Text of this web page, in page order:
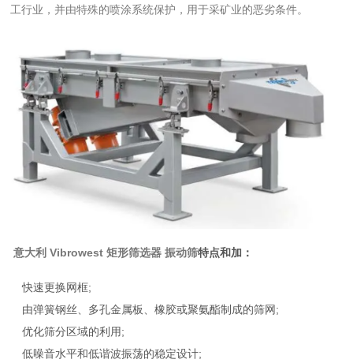
工行业，并由特殊的喷涂系统保护，用于采矿业的恶劣条件。
意大利 Vibrowest 矩形筛选器 振动筛特点和加：
快速更换网框;
由弹簧钢丝、多孔金属板、橡胶或聚氨酯制成的筛网;
优化筛分区域的利用;
低噪音水平和低谐波振荡的稳定设计;